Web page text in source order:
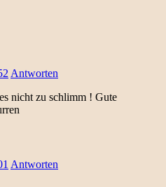
Antworten
nicht zu schlimm ! Gute
Antworten